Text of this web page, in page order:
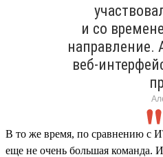
и со
направление.
веб-
В то же время, по сравнению с
еще не очень большая команда.